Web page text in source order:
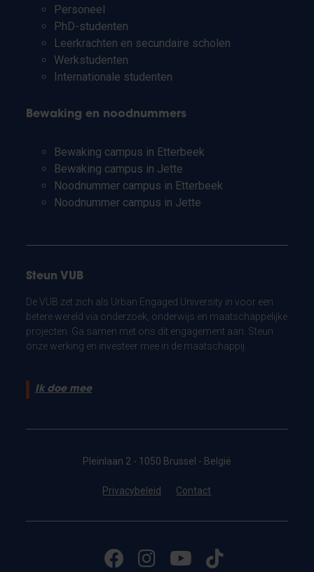
Personeel
PhD-studenten
Leerkrachten en secundaire scholen
Werkstudenten
Internationale studenten
Bewaking en noodnummers
Bewaking campus in Etterbeek
Bewaking campus in Jette
Noodnummer campus in Etterbeek
Noodnummer campus in Jette
Steun VUB
De VUB zet zich als Urban Engaged University in voor een
betere wereld via onderzoek, onderwijs en maatschappelijke
projecten. Ga samen met ons dit engagement aan. Steun
onze werking en investeer mee in de maatschappij.
Ik doe mee
Pleinlaan 2 - 1050 Brussel - België
Privacybeleid Contact